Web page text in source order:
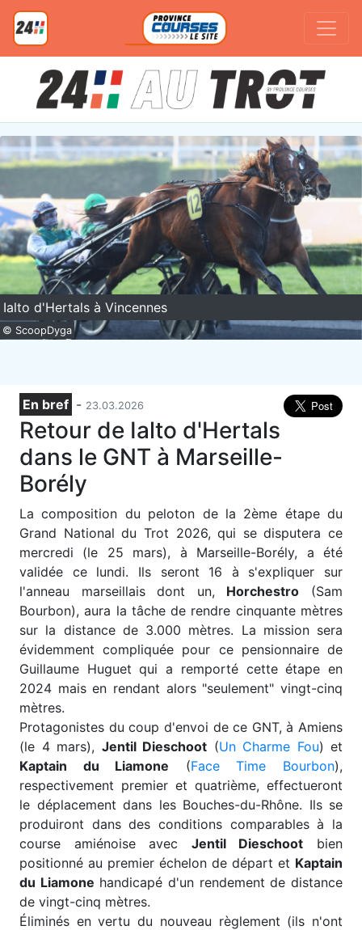
© ScoopDyga
Ialto d'Hertals à Vincennes
En bref - 23.03.2026
Retour de Ialto d'Hertals
dans le GNT à Marseille-
Borély
La composition du peloton de la 2ème étape du
Grand National du Trot 2026, qui se disputera ce
mercredi (le 25 mars), à Marseille-Borély, a été
validée ce lundi. Ils seront 16 à s'expliquer sur
l'anneau marseillais dont un, Horchestro (Sam
Bourbon), aura la tâche de rendre cinquante mètres
sur la distance de 3.000 mètres. La mission sera
évidemment compliquée pour ce pensionnaire de
Guillaume Huguet qui a remporté cette étape en
2024 mais en rendant alors "seulement" vingt-cinq
mètres.
Protagonistes du coup d'envoi de ce GNT, à Amiens
(le 4 mars), Jentil Dieschoot (Un Charme Fou) et
Kaptain du Liamone (Face Time Bourbon),
respectivement premier et quatrième, effectueront
le déplacement dans les Bouches-du-Rhône. Ils se
produiront dans des conditions comparables à la
course amiénoise avec Jentil Dieschoot bien
positionné au premier échelon de départ et Kaptain
du Liamone handicapé d'un rendement de distance
de vingt-cinq mètres.
Éliminés en vertu du nouveau règlement (ils n'ont